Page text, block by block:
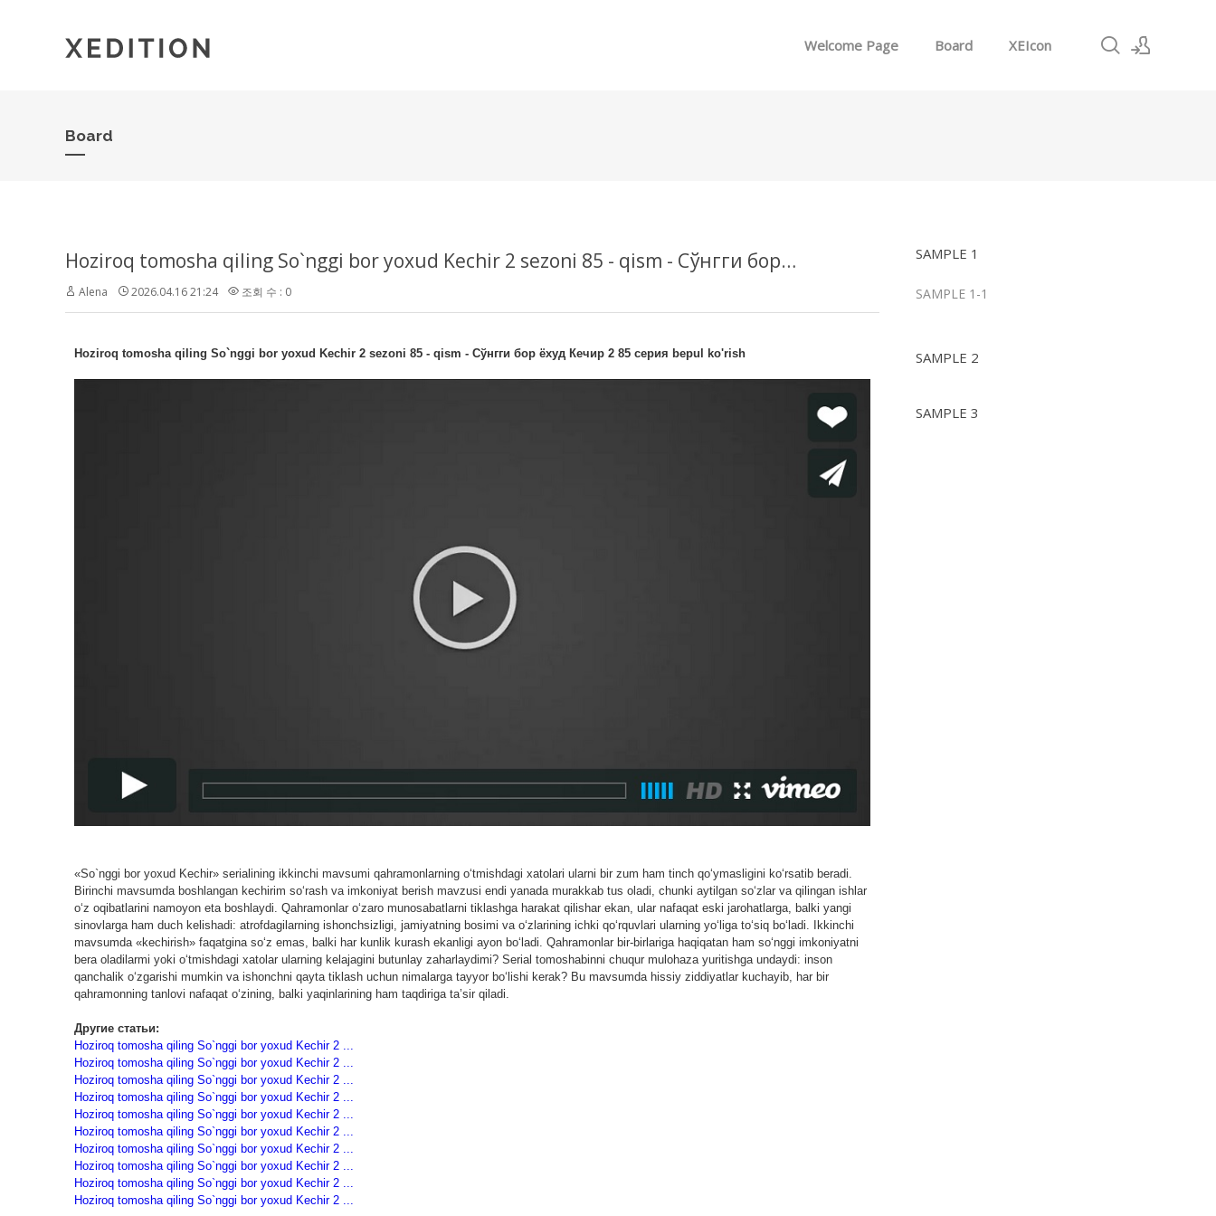
Welcome Page Board XEIcon
Board
SAMPLE 1
SAMPLE 1-1
SAMPLE 2
SAMPLE 3
Hoziroq tomosha qiling So`nggi bor yoxud Kechir 2 sezoni 85 - qism - Сўнгги бор ёхуд Кечир 2 85 серия bepul ko'rish
Alena 2026.04.16 21:24 조회 수 : 0
Hoziroq tomosha qiling So`nggi bor yoxud Kechir 2 sezoni 85 - qism - Сўнгги бор ёхуд Кечир 2 85 серия bepul ko'rish
«So`nggi bor yoxud Kechir» serialining ikkinchi mavsumi qahramonlarning o‘tmishdagi xatolari ularni bir zum ham tinch qo‘ymasligini ko‘rsatib beradi.
Birinchi mavsumda boshlangan kechirim so‘rash va imkoniyat berish mavzusi endi yanada murakkab tus oladi, chunki aytilgan so‘zlar va qilingan ishlar
o‘z oqibatlarini namoyon eta boshlaydi. Qahramonlar o‘zaro munosabatlarni tiklashga harakat qilishar ekan, ular nafaqat eski jarohatlarga, balki yangi
sinovlarga ham duch kelishadi: atrofdagilarning ishonchsizligi, jamiyatning bosimi va o‘zlarining ichki qo‘rquvlari ularning yo‘liga to‘siq bo‘ladi. Ikkinchi
mavsumda «kechirish» faqatgina so‘z emas, balki har kunlik kurash ekanligi ayon bo‘ladi. Qahramonlar bir-birlariga haqiqatan ham so‘nggi imkoniyatni
bera oladilarmi yoki o‘tmishdagi xatolar ularning kelajagini butunlay zaharlaydimi? Serial tomoshabinni chuqur mulohaza yuritishga undaydi: inson
qanchalik o‘zgarishi mumkin va ishonchni qayta tiklash uchun nimalarga tayyor bo‘lishi kerak? Bu mavsumda hissiy ziddiyatlar kuchayib, har bir
qahramonning tanlovi nafaqat o‘zining, balki yaqinlarining ham taqdiriga ta’sir qiladi.
Другие статьи:
Hoziroq tomosha qiling So`nggi bor yoxud Kechir 2 ...
Hoziroq tomosha qiling So`nggi bor yoxud Kechir 2 ...
Hoziroq tomosha qiling So`nggi bor yoxud Kechir 2 ...
Hoziroq tomosha qiling So`nggi bor yoxud Kechir 2 ...
Hoziroq tomosha qiling So`nggi bor yoxud Kechir 2 ...
Hoziroq tomosha qiling So`nggi bor yoxud Kechir 2 ...
Hoziroq tomosha qiling So`nggi bor yoxud Kechir 2 ...
Hoziroq tomosha qiling So`nggi bor yoxud Kechir 2 ...
Hoziroq tomosha qiling So`nggi bor yoxud Kechir 2 ...
Hoziroq tomosha qiling So`nggi bor yoxud Kechir 2 ...